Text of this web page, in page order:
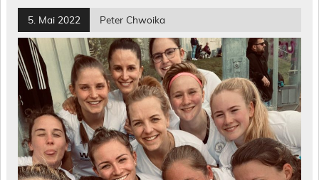
5. Mai 2022 Peter Chwoika